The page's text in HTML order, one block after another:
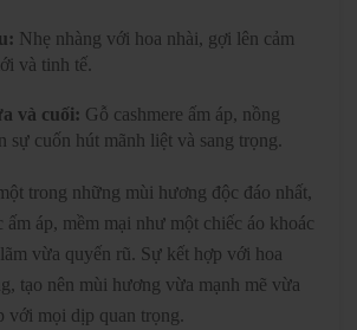
Nhẹ nhàng với hoa nhài, gợi lên cảm
và tinh tế.
và cuối: Gỗ cashmere ấm áp, nồng
sự cuốn hút mãnh liệt và sang trọng.
trong những mùi hương độc đáo nhất,
ấm áp, mềm mại như một chiếc áo khoác
vừa quyến rũ. Sự kết hợp với hoa
tạo nên mùi hương vừa mạnh mẽ vừa
với mọi dịp quan trọng.